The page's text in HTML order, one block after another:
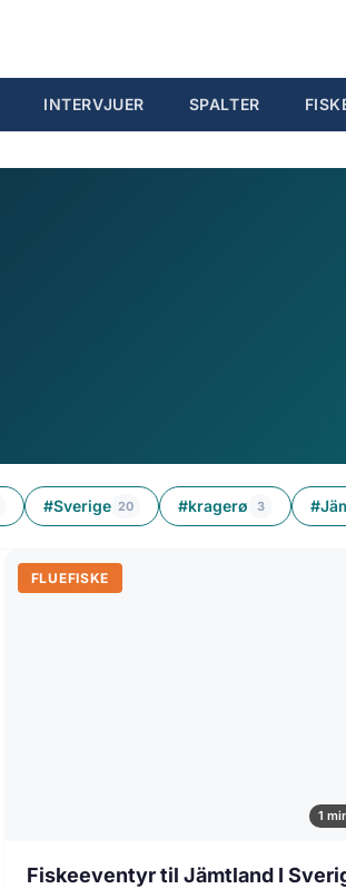
INTERVJUER SPALTER
#Sverige 20 #kragerø 3
FLUEFISKE
1
Fiskeeventyr til Jämtland I